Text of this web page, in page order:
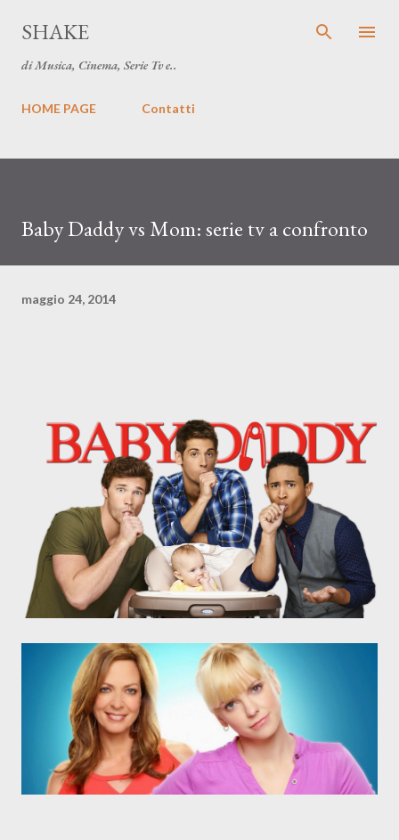
SHAKE
di Musica, Cinema, Serie Tv e..
HOME PAGE Contatti
Baby Daddy vs Mom: serie tv a confronto
maggio 24, 2014